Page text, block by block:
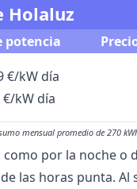
Holaluz
potencia
€/kW día
€/kW día
mensual promedio de 270
como por la noche o
las horas punta. Al